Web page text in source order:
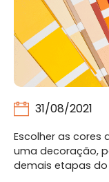
31/08/2021
Escolher as cores
uma decoração,
demais etapas